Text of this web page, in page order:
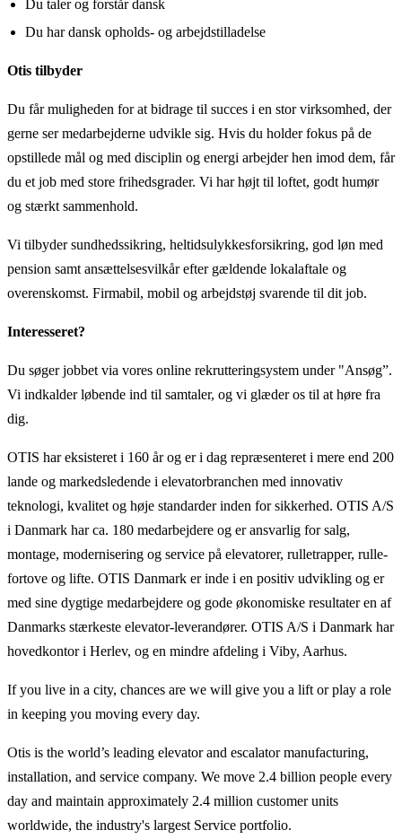
Du taler og forstår dansk
Du har dansk opholds- og arbejdstilladelse
Otis tilbyder
Du får muligheden for at bidrage til succes i en stor virksomhed, der
gerne ser medarbejderne udvikle sig. Hvis du holder fokus på de
opstillede mål og med disciplin og energi arbejder hen imod dem, får
du et job med store frihedsgrader. Vi har højt til loftet, godt humør
og stærkt sammenhold.
Vi tilbyder sundhedssikring, heltidsulykkesforsikring, god løn med
pension samt ansættelsesvilkår efter gældende lokalaftale og
overenskomst. Firmabil, mobil og arbejdstøj svarende til dit job.
Interesseret?
Du søger jobbet via vores online rekrutteringsystem under "Ansøg”.
Vi indkalder løbende ind til samtaler, og vi glæder os til at høre fra
dig.
OTIS har eksisteret i 160 år og er i dag repræsenteret i mere end 200
lande og markedsledende i elevatorbranchen med innovativ
teknologi, kvalitet og høje standarder inden for sikkerhed. OTIS A/S
i Danmark har ca. 180 medarbejdere og er ansvarlig for salg,
montage, modernisering og service på elevatorer, rulletrapper, rulle-
fortove og lifte. OTIS Danmark er inde i en positiv udvikling og er
med sine dygtige medarbejdere og gode økonomiske resultater en af
Danmarks stærkeste elevator-leverandører. OTIS A/S i Danmark har
hovedkontor i Herlev, og en mindre afdeling i Viby, Aarhus.
If you live in a city, chances are we will give you a lift or play a role
in keeping you moving every day.
Otis is the world’s leading elevator and escalator manufacturing,
installation, and service company. We move 2.4 billion people every
day and maintain approximately 2.4 million customer units
worldwide, the industry's largest Service portfolio.